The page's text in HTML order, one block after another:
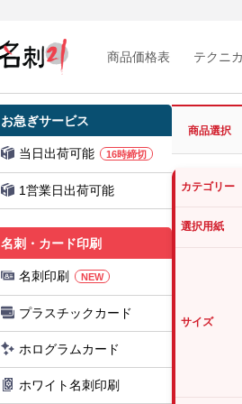
商品価格表 テクニ
お急ぎサービス
当日出荷可能 16時締切
1営業日出荷可能
名刺・カード印刷
名刺印刷 NEW
プラスチックカード
ホログラムカード
ホワイト名刺印刷
商品選択
カテゴリー
選択用紙
サイズ